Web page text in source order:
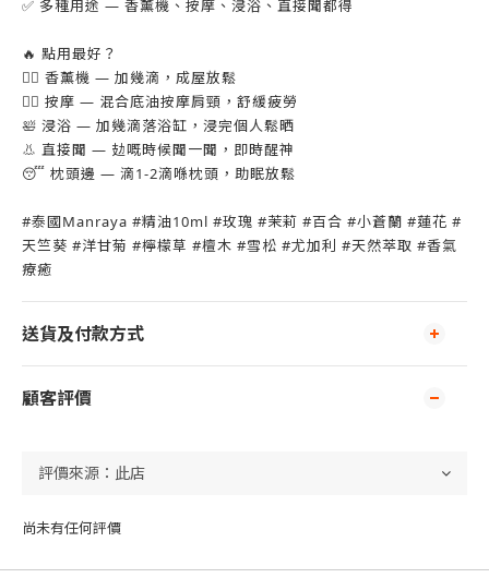
✅ 多種用途 — 香薰機、按摩、浸浴、直接聞都得
🔥 點用最好？
💆‍♀️ 香薰機 — 加幾滴，成屋放鬆
💆‍♂️ 按摩 — 混合底油按摩肩頸，舒緩疲勞
🛀 浸浴 — 加幾滴落浴缸，浸完個人鬆晒
👃 直接聞 — 攰嘅時候聞一聞，即時醒神
😴 枕頭邊 — 滴1-2滴喺枕頭，助眠放鬆
#泰國Manraya #精油10ml #玫瑰 #茉莉 #百合 #小蒼蘭 #蓮花 #
天竺葵 #洋甘菊 #檸檬草 #檀木 #雪松 #尤加利 #天然萃取 #香氣
療癒
送貨及付款方式
顧客評價
尚未有任何評價